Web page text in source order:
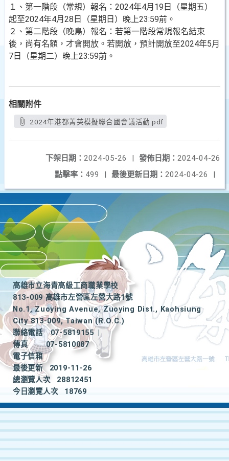
１、第一階段（常規）報名：2024年4月19日（星期五）
起至2024年4月28日（星期日）晚上23:59前。
２、第二階段（晚鳥）報名：若第一階段常規報名結束
後，尚有名額，才會開放。若開放，預計開放至2024年5月
7日（星期二）晚上23:59前。
相關附件
2024年港都菁英模擬聯合國會議活動.pdf
發佈日期： 2024-04-26
下架日期： 2024-05-26
|
最後更新日期： 2024-04-26 |
點擊率： 499 |
高雄市立海青高級工商職業學校
813-009 高雄市左營區左營大路1號
No.1, Zuoying Avenue, Zuoying Dist., Kaohsiung
City 813-009, Taiwan (R.O.C.)
聯絡電話
07-5819155
|
傳真
07-5810087
電子信箱
最後更新
2019-11-26
總瀏覽人次
28812451
今日瀏覽人次
18769